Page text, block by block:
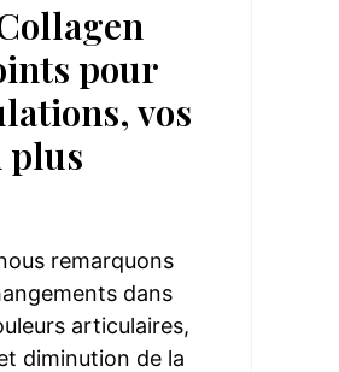
pour
vos
plus
remarquons
dans
articulaires,
diminution de la